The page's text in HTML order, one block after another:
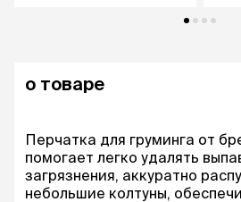
о товаре
Перчатка для груминга от
помогает легко удалять
загрязнения, аккуратно
небольшие колтуны,